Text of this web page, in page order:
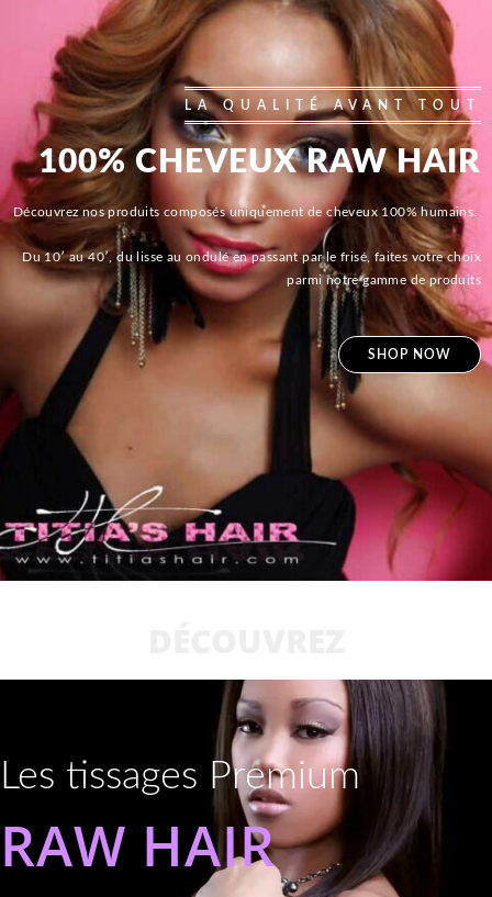
LA QUALITÉ AVANT TOUT
100% CHEVEUX RAW HAIR
Découvrez nos produits composés uniquement de cheveux 100% humains.
Du 10′ au 40′, du lisse au ondulé en passant par le frisé, faites votre choix
parmi notre gamme de produits
SHOP NOW
Les tissages Premium
RAW HAIR